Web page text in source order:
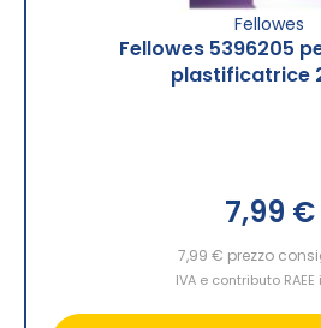
Fellowes
Fellowes 5396205
plastificatrice
7,99 €
7,99 € prezzo
IVA e contributo